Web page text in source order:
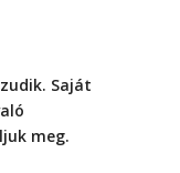
Saját
meg.